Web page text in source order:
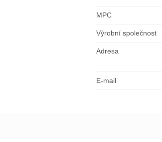
MPC
Výrobní společnost
Adresa
E-mail